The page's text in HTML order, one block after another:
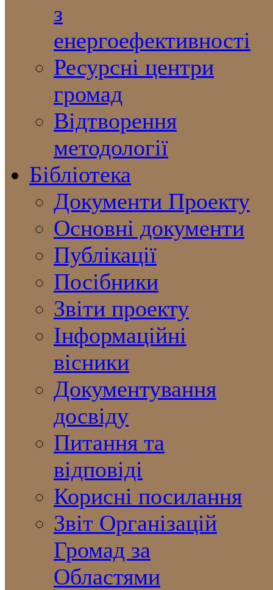
з
енергоефективності
Ресурсні центри
громад
Відтворення
методології
Бібліотека
Документи Проекту
Основні документи
Публікації
Посібники
Звіти проекту
Інформаційні
вісники
Документування
досвіду
Питання та
відповіді
Корисні посилання
Звіт Організацій
Громад за
Областями